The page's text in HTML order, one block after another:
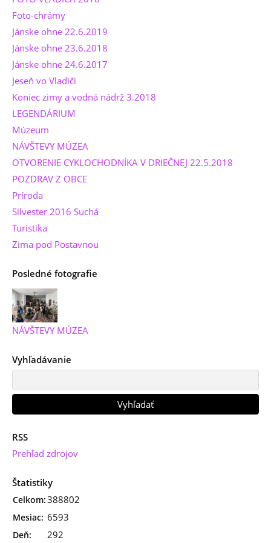
Foto-chrámy
Jánske ohne 22.6.2019
Jánske ohne 23.6.2018
Jánske ohne 24.6.2017
Jeseň vo Vladiči
Koniec zimy a vodná nádrž 3.2018
LEGENDÁRIUM
Múzeum
NÁVŠTEVY MÚZEA
OTVORENIE CYKLOCHODNÍKA V DRIEČNEJ 22.5.2018
POZDRAV Z OBCE
Príroda
Silvester 2016 Suchá
Turistika
Zima pod Postavnou
Posledné fotografie
NÁVŠTEVY MÚZEA
Vyhľadávanie
RSS
Prehľad zdrojov
Štatistiky
Celkom:388802
Mesiac: 6593
Deň: 292